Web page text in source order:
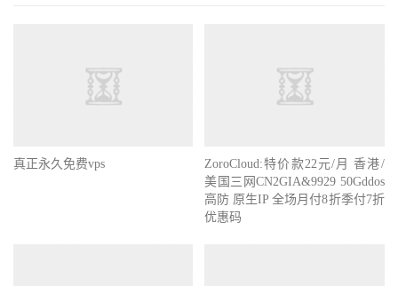
真正永久免费vps
ZoroCloud:特价款22元/月 香港/
美国三网CN2GIA&9929 50Gddos
高防 原生IP 全场月付8折季付7折
优惠码